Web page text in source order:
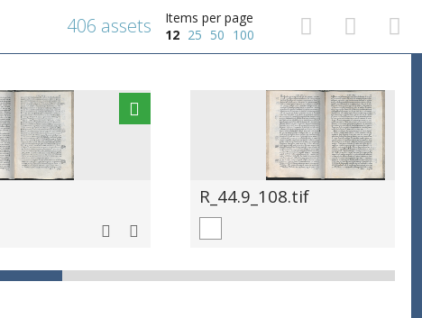
Items per page
12 25 50 100
406 assets
R_44.9_108.tif